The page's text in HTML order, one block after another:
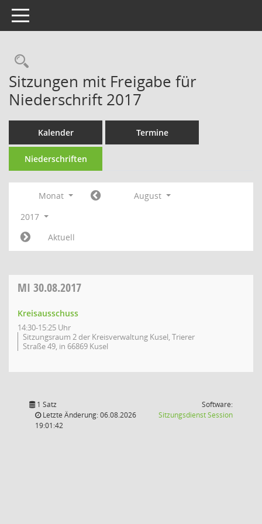
Toggle navigation
Rechercheauswahl
Sitzungen mit Freigabe für
Niederschrift 2017
Kalender Termine
Niederschriften
Monat
August
2017
Aktuell
MI 30.08.2017
Kreisausschuss
14:30-15:25 Uhr
Sitzungsraum 2 der Kreisverwaltung Kusel, Trierer
Straße 49, in 66869 Kusel
1 Satz
Letzte Änderung: 06.08.2026
19:01:42
Software:
SitzungsdienstSession(Wird in